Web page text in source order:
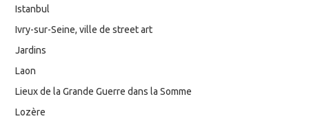
Istanbul
Ivry-sur-Seine, ville de street art
Jardins
Laon
Lieux de la Grande Guerre dans la Somme
Lozère